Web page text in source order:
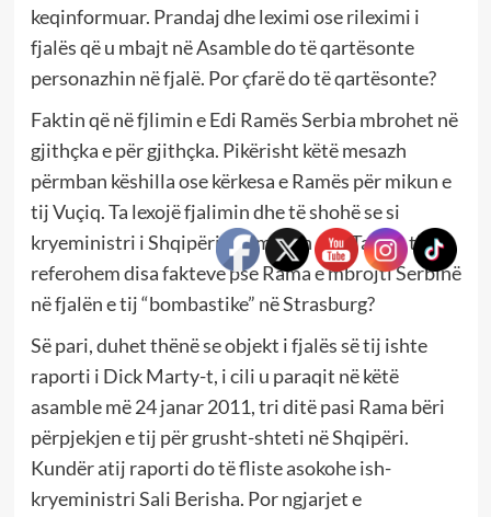
keqinformuar. Prandaj dhe leximi ose rileximi i
fjalës që u mbajt në Asamble do të qartësonte
personazhin në fjalë. Por çfarë do të qartësonte?
Faktin që në fjlimin e Edi Ramës Serbia mbrohet në
gjithçka e për gjithçka. Pikërisht këtë mesazh
përmban këshilla ose kërkesa e Ramës për mikun e
tij Vuçiq. Ta lexojë fjalimin dhe të shohë se si
kryeministri i Shqipërisë e mbron atë. Tani le t’u
referohem disa fakteve pse Rama e mbrojti Serbinë
në fjalën e tij “bombastike” në Strasburg?
Së pari, duhet thënë se objekt i fjalës së tij ishte
raporti i Dick Marty-t, i cili u paraqit në këtë
asamble më 24 janar 2011, tri ditë pasi Rama bëri
përpjekjen e tij për grusht-shteti në Shqipëri.
Kundër atij raporti do të fliste asokohe ish-
kryeministri Sali Berisha. Por ngjarjet e